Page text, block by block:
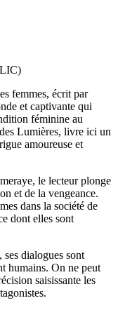
femmes, écrit par
et captivante qui
féminine au
Lumières, livre ici un
amoureuse et
le lecteur plonge
et de la vengeance.
dans la société de
dont elles sont
dialogues sont
humains. On ne peut
saisissante les